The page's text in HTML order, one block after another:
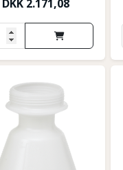
DKK 2.171,08